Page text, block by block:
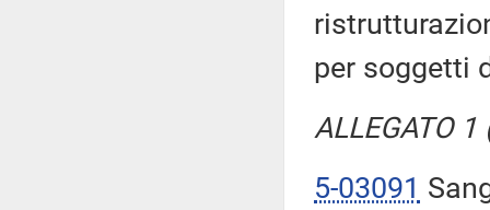
per soggetti
ALLEGATO
5-03091